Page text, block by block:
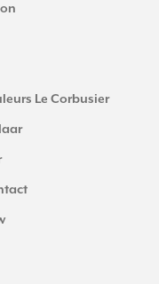
Le Corbusier